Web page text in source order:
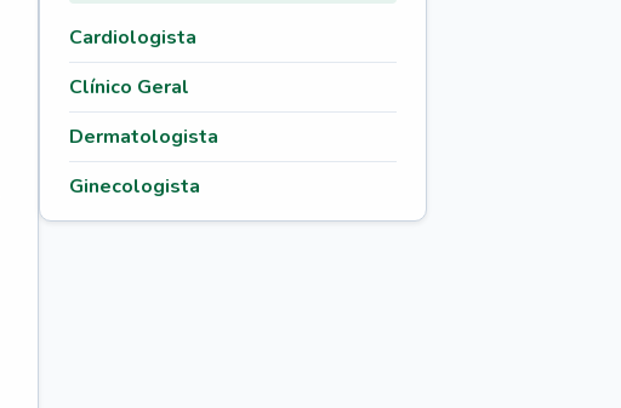
Cardiologista
Clínico Geral
Dermatologista
Ginecologista